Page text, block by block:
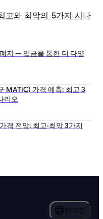
고와 최악의 5가지 시나
지 — 입금을 통한 더 다양
MATIC) 가격 예측: 최고 3
리오
격 전망: 최고·최악 3가지
한국인